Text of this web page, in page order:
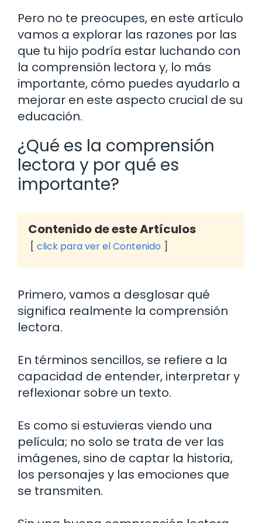
Pero no te preocupes, en este artículo
vamos a explorar las razones por las
que tu hijo podría estar luchando con
la comprensión lectora y, lo más
importante, cómo puedes ayudarlo a
mejorar en este aspecto crucial de su
educación.
¿Qué es la comprensión
lectora y por qué es
importante?
Contenido de este Artículos
click para ver el Contenido
Primero, vamos a desglosar qué
significa realmente la comprensión
lectora.
En términos sencillos, se refiere a la
capacidad de entender, interpretar y
reflexionar sobre un texto.
Es como si estuvieras viendo una
película; no solo se trata de ver las
imágenes, sino de captar la historia,
los personajes y las emociones que
se transmiten.